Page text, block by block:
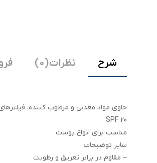
شرح نظرات (0)
حاوی مواد معدنی و مرطوب کننده،
SPF 20
مناسب برای انواع پوست
سایر توضیحات
– مقاوم در برابر تعریق و رطوبت